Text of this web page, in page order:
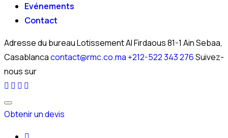
Evénements
Contact
Adresse du bureauLotissement Al Firdaous 81-1 Ain Sebaa,
Casablancacontact@rmc.co.ma +212-522 343 276Suivez-
nous sur
Obtenir un devis